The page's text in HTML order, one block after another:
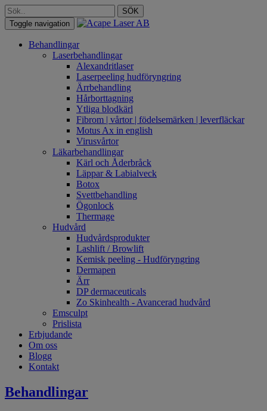
SÖK
Toggle navigation
Behandlingar
Laserbehandlingar
Alexandritlaser
Laserpeeling hudföryngring
Ärrbehandling
Hårborttagning
Ytliga blodkärl
Fibrom | vårtor | födelsemärken | leverfläckar
Motus Ax in english
Virusvårtor
Läkarbehandlingar
Kärl och Åderbråck
Läppar & Labialveck
Botox
Svettbehandling
Ögonlock
Thermage
Hudvård
Hudvårdsprodukter
Lashlift / Browlift
Kemisk peeling - Hudföryngring
Dermapen
Ärr
DP dermaceuticals
Zo Skinhealth - Avancerad hudvård
Emsculpt
Prislista
Erbjudande
Om oss
Blogg
Kontakt
Behandlingar